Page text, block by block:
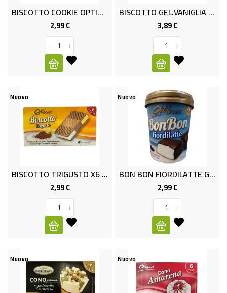
SURGELATI
SURGELATI
NON
FOOD
TESSILE
BIANCHERIA
BAZAR
PROMO
BISCOTTO COOKIE OPTIMO GR.288
2,99 €Prezzo
-
+
BISCOTTO GEL.VANIGLIA X12 OPTI
3,89 €Prezzo
-
+
Nuovo
BISCOTTO TRIGUSTO X6 G.480 OPT
2,99 €Prezzo
-
+
Nuovo
BON BON FIORDILATTE GR.180 OPT
2,99 €Prezzo
-
+
Nuovo Nuovo